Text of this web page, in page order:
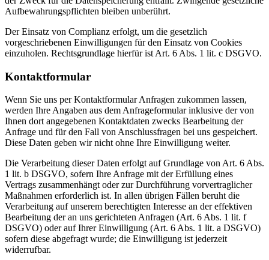
Aufbewahrungspflichten bleiben unberührt.
Der Einsatz von Complianz erfolgt, um die gesetzlich
vorgeschriebenen Einwilligungen für den Einsatz von Cookies
einzuholen. Rechtsgrundlage hierfür ist Art. 6 Abs. 1 lit. c DSGVO.
Kontaktformular
Wenn Sie uns per Kontaktformular Anfragen zukommen lassen,
werden Ihre Angaben aus dem Anfrageformular inklusive der von
Ihnen dort angegebenen Kontaktdaten zwecks Bearbeitung der
Anfrage und für den Fall von Anschlussfragen bei uns gespeichert.
Diese Daten geben wir nicht ohne Ihre Einwilligung weiter.
Die Verarbeitung dieser Daten erfolgt auf Grundlage von Art. 6 Abs.
1 lit. b DSGVO, sofern Ihre Anfrage mit der Erfüllung eines
Vertrags zusammenhängt oder zur Durchführung vorvertraglicher
Maßnahmen erforderlich ist. In allen übrigen Fällen beruht die
Verarbeitung auf unserem berechtigten Interesse an der effektiven
Bearbeitung der an uns gerichteten Anfragen (Art. 6 Abs. 1 lit. f
DSGVO) oder auf Ihrer Einwilligung (Art. 6 Abs. 1 lit. a DSGVO)
sofern diese abgefragt wurde; die Einwilligung ist jederzeit
widerrufbar.